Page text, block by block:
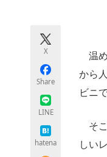
X
Share
LINE
hatena
温め
から
ビニ
そこ
しい